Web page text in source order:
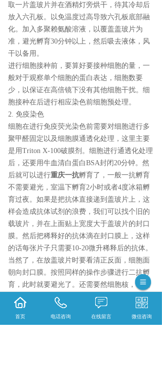
取一片盖玻片并在酒精灯旁烘干，待其冷却后
放入六孔板。以免温度过高导致六孔板底部融
化。加入多聚赖氨酸溶液，以覆盖盖玻片为
准，避光孵育30分钟以上，然后吸去液体，风
干以备用。
进行细胞接种前，要算好要接种细胞的量，一
般对于观察单个细胞的蛋白表达，细胞数要
少，以保证在高倍镜下没有其他细胞干扰。细
胞接种在后进行相应染色前细胞预处理。
2. 免疫染色
细胞在进行免疫荧光染色前需要对细胞进行多
聚甲醛固定以及细胞膜通透化处理，这里主要
是用Triton X-100破膜剂。细胞进行通透化处理
后，还要用牛血清白蛋白BSA封闭20分钟。然
后就可以进行重庆一抗孵育了，一般一抗孵育
不需要避光，室温下孵育2小时或者4度冰箱孵
育过夜。如果是把抗体直接递到盖玻片上，这
样会造成抗体试剂的浪费，我们可以找个旧的
载玻片，并在上面贴上宽度大于盖玻片的封口
膜。然后把稀释好的抗体滴在封口膜上，这样
的话每张片子只需要10-20微升稀释后的抗体。
当然了，在放盖玻片时要看清正反面，细胞面
朝向封口膜。按照同样的操作步骤进行二抗孵
育，此时就要避光了。还需要然细胞核，可以
用DAPI或Hoechst 33258染料染色，方法跟一抗
二抗孵育方式类似。
染色结束后，要进行封片保存，同时也要滴加
首页 电话咨询 在线留言 微信咨询